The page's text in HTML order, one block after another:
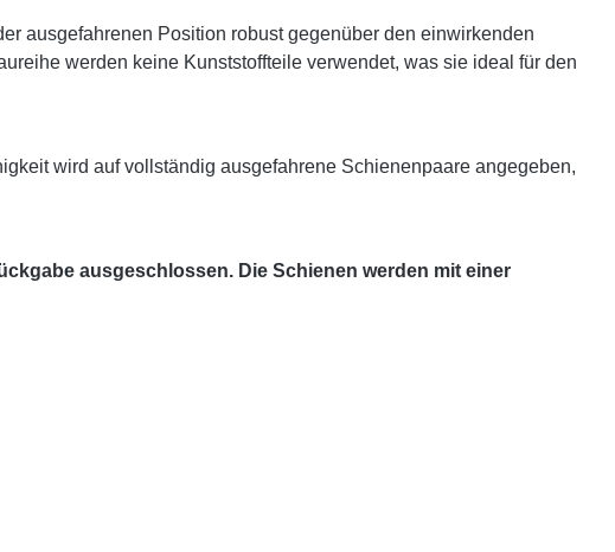
ausgefahrenen Position robust gegenüber den einwirkenden
werden keine Kunststoffteile verwendet, was sie ideal für den
wird auf vollständig ausgefahrene Schienenpaare angegeben,
ausgeschlossen. Die Schienen werden mit einer